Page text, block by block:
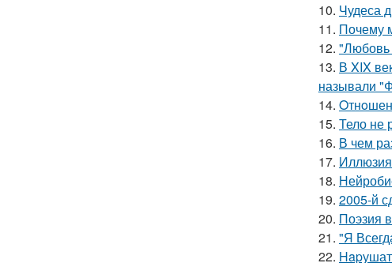
10. Чудеса
11. Почему
12. "Любовь
13. В XIX
называли
14.
15. Тело не
16. В чем
17.
18.
19. 2005-й
20. Поэзия
21. "Я
22.